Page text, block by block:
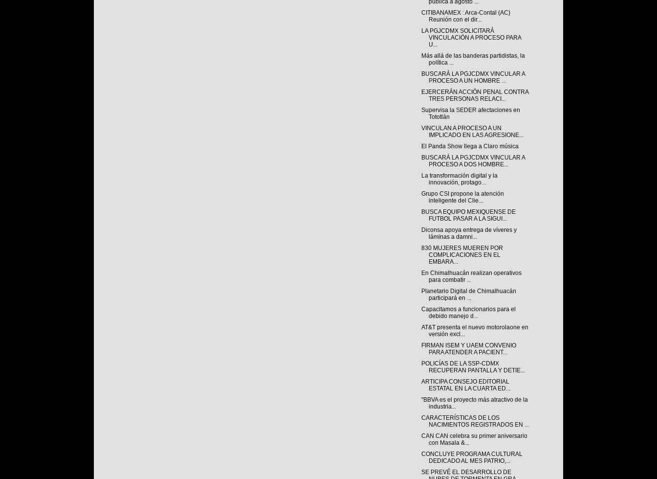
pública a agosto ...
CITIBANAMEX : Arca-Contal (AC)
Reunión con el dir...
LA PGJCDMX SOLICITARÁ
VINCULACIÓN A PROCESO PARA
U...
Más allá de las banderas partidistas, la
política ...
BUSCARÁ LA PGJCDMX VINCULAR A
PROCESO A UN HOMBRE ...
EJERCERÁN ACCIÓN PENAL CONTRA
TRES PERSONAS RELACI...
Supervisa la SEDER afectaciones en
Tototlán
VINCULAN A PROCESO A UN
IMPLICADO EN LAS AGRESIONE...
El Panda Show llega a Claro música
BUSCARÁ LA PGJCDMX VINCULAR A
PROCESO A DOS HOMBRE...
La transformación digital y la
innovación, protago...
Grupo CSI propone la atención
inteligente del Clie...
BUSCA EQUIPO MEXIQUENSE DE
FUTBOL PASAR A LA SIGUI...
Diconsa apoya entrega de víveres y
láminas a damni...
830 MUJERES MUEREN POR
COMPLICACIONES EN EL
EMBARA...
En Chimalhuacán realizan operativos
para combatir ...
Planetario Digital de Chimalhuacán
participará en ...
Capacitamos a funcionarios para el
debido manejo d...
AT&T presenta el nuevo motorolaone en
versión excl...
FIRMAN ISEM Y UAEM CONVENIO
PARA ATENDER A PACIENT...
POLICÍAS DE LA SSP-CDMX
RECUPERAN PANTALLA Y DETIE...
ARTICIPA CONSEJO EDITORIAL
ESTATAL EN LA CUARTA ED...
"BBVA es el proyecto más atractivo de la
industria...
CARACTERÍSTICAS DE LOS
NACIMIENTOS REGISTRADOS EN ...
CAN CAN celebra su primer aniversario
con Masala &...
CONCLUYE PROGRAMA CULTURAL
DEDICADO AL MES PATRIO,...
SE PREVÉ EL DESARROLLO DE